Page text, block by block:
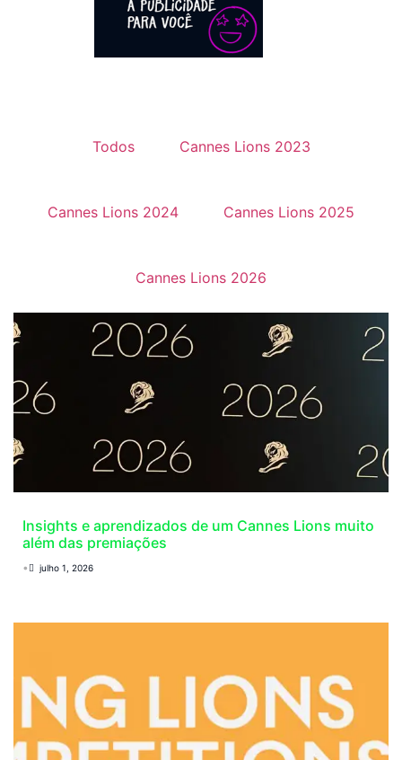
Todos Cannes Lions 2023
Cannes Lions 2024 Cannes Lions 2025
Cannes Lions 2026
Insights e aprendizados de um Cannes Lions muito
além das premiações
• julho 1, 2026